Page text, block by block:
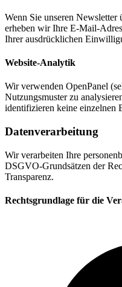
Wenn Sie unseren Newsletter
erheben wir Ihre E-Mail-
Ihrer ausdrücklichen
Website-Analytik
Wir verwenden OpenPanel
Nutzungsmuster zu
identifizieren keine einzelnen
Datenverarbeitung
Wir verarbeiten Ihre
DSGVO-Grundsätzen der
Transparenz.
Rechtsgrundlage für die